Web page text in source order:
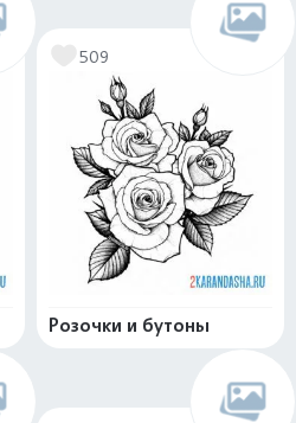
509
Розочки и бутоны